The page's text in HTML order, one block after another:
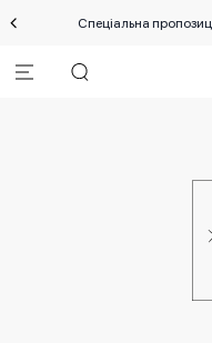
Спеціальна